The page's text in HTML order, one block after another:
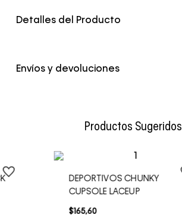
Detalles del Producto
Color Negro
Envíos y devoluciones
Productos Sugeridos
DEPORTIVOS CHUNKY
CUPSOLE LACEUP
$165,60